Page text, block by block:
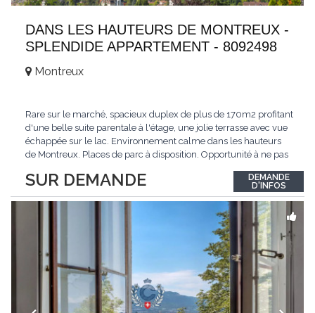
DANS LES HAUTEURS DE MONTREUX -
SPLENDIDE APPARTEMENT - 8092498
SUR DEMANDE
Montreux
Rare sur le marché, spacieux duplex de plus de 170m2 profitant
d'une belle suite parentale à l'étage, une jolie terrasse avec vue
échappée sur le lac. Environnement calme dans les hauteurs
de Montreux. Places de parc à disposition. Opportunité à ne pas
auf dem Markt, geräumiges Duplex von mehr als 170m2 mit
einer schönen...
DEMANDE
D'INFOS